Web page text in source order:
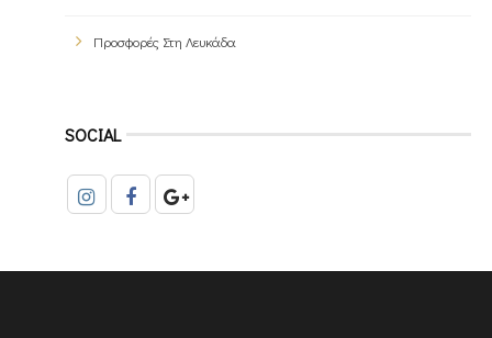
Προσφορές Στη Λευκάδα
SOCIAL